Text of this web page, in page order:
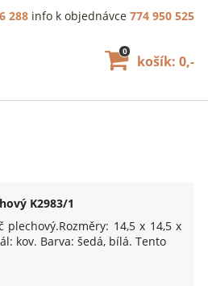
K2983/1
plechový.Rozměry: 14,5 x 14,5 x
kov. Barva: šedá, bílá. Tento
288 info k objednávce 774 950 525
košík: 0,-
0